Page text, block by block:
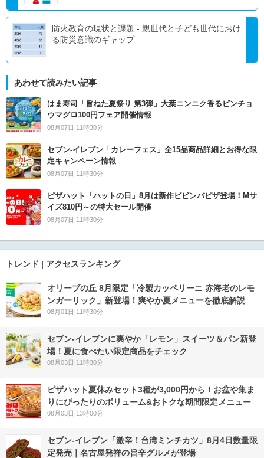
防火教育の現状と課題 - 親世代と子ども世代におけ
る防災意識のギャップ...
あわせて読みたい記事
はま寿司「旨ねた夏祭り 第3弾」大葉ニンニク香るビンチョ
ウマグロ100円フェア開催情報
08月07日 11時30分
セブン‐イレブン「カレーフェス」全15品商品詳細とお得な限
定キャンペーン情報
08月07日 11時30分
ピザハット「ハットの日」8月は新作ビビンバピザ登場！Mサ
イズ810円～の特大セール開催
08月07日 11時30分
トレンド | アクセスランキング
オリーブの丘 8月限定「冷製カッペリーニ 赤海老のレモ
ンガーリック」新登場！爽やか夏メニューを徹底解説
08月01日 11時30分
セブン‐イレブンに爽やか「レモン」スイーツ＆パン新登
場！夏に食べたい限定商品をチェック
08月03日 11時30分
ピザハット夏休みセット3種が3,000円から！お盆や集ま
りにぴったりのボリューム&おトクな期間限定メニュー
08月03日 13時00分
セブン-イレブン「激辛！台湾ミンチカツ」8月4日数量限
定発売｜名古屋発祥の旨辛グルメが登場